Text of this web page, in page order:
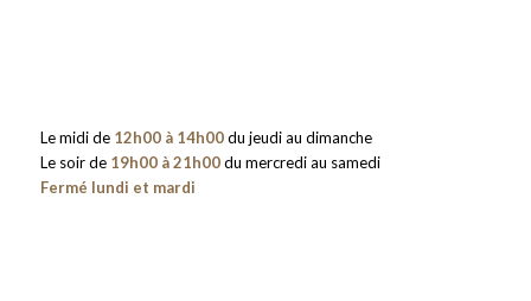
Le midi de 12h00 à 14h00du jeudi au dimanche
Le soir de 19h00 à 21h00du mercredi au samedi
Fermé lundi et mardi